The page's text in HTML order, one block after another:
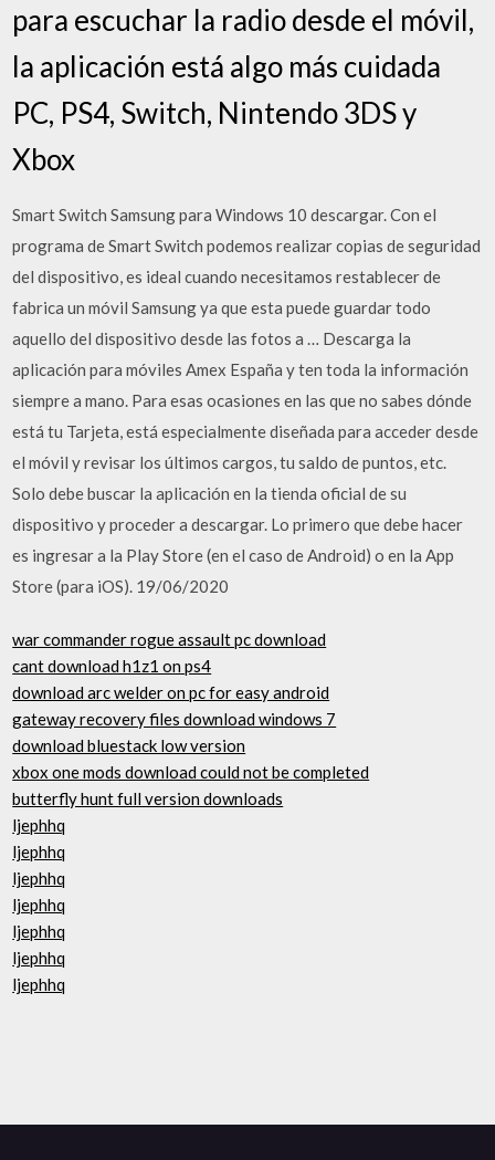
para escuchar la radio desde el móvil,
la aplicación está algo más cuidada
PC, PS4, Switch, Nintendo 3DS y
Xbox
Smart Switch Samsung para Windows 10 descargar. Con el
programa de Smart Switch podemos realizar copias de seguridad
del dispositivo, es ideal cuando necesitamos restablecer de
fabrica un móvil Samsung ya que esta puede guardar todo
aquello del dispositivo desde las fotos a … Descarga la
aplicación para móviles Amex España y ten toda la información
siempre a mano. Para esas ocasiones en las que no sabes dónde
está tu Tarjeta, está especialmente diseñada para acceder desde
el móvil y revisar los últimos cargos, tu saldo de puntos, etc.
Solo debe buscar la aplicación en la tienda oficial de su
dispositivo y proceder a descargar. Lo primero que debe hacer
es ingresar a la Play Store (en el caso de Android) o en la App
Store (para iOS). 19/06/2020
war commander rogue assault pc download
cant download h1z1 on ps4
download arc welder on pc for easy android
gateway recovery files download windows 7
download bluestack low version
xbox one mods download could not be completed
butterfly hunt full version downloads
ljephhq
ljephhq
ljephhq
ljephhq
ljephhq
ljephhq
ljephhq